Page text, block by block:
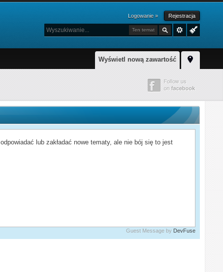
Logowanie » Rejestracja
Ten temat
Wyświetl nową zawartość
lub zakładać nowe tematy, ale nie bój się to jest
Guest Message by DevFuse